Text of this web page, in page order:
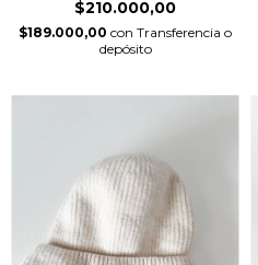
$210.000,00
$189.000,00 con Transferencia o
depósito